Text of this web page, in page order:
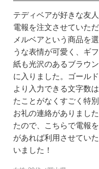
テディベアが好きな友
電報を注文させていた
メルベアという商品を
うな表情が可愛く、ギ
紙も光沢のあるブラウ
に入りました。ゴール
より入力できる文字数
たことがなくすごく特
お礼の連絡がありまし
たので、こちらで電報
があれば利用させてい
いました！